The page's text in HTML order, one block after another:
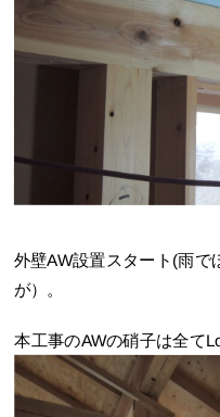
外壁AW設置スタート(雨で
が）。
本工事のAWの硝子は全て